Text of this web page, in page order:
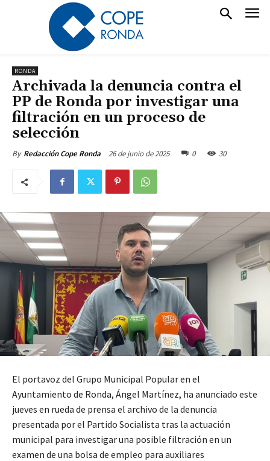
RONDA
Archivada la denuncia contra el
PP de Ronda por investigar una
filtración en un proceso de
selección
By Redacción Cope Ronda 26 de junio de 2025 0 30
El portavoz del Grupo Municipal Popular en el
Ayuntamiento de Ronda, Ángel Martínez, ha anunciado este
jueves en rueda de prensa el archivo de la denuncia
presentada por el Partido Socialista tras la actuación
municipal para investigar una posible filtración en un
examen de una bolsa de empleo para auxiliares